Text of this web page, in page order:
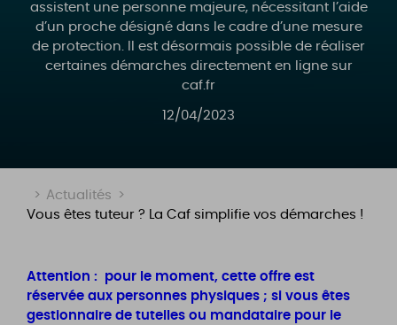
assistent une personne majeure, nécessitant l’aide
d’un proche désigné dans le cadre d’une mesure
de protection. Il est désormais possible de réaliser
certaines démarches directement en ligne sur
caf.fr
12/04/2023
> Actualités
>
Vous êtes tuteur ? La Caf simplifie vos démarches !
Attention : pour le moment, cette offre est
réservée aux personnes physiques ; si vous êtes
gestionnaire de tutelles ou mandataire pour le